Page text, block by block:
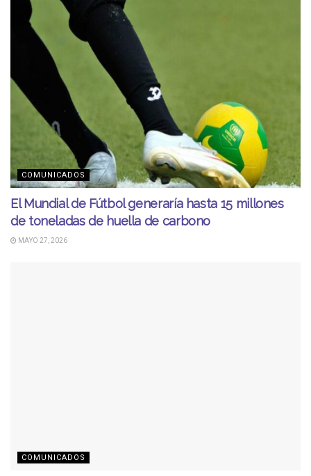
COMUNICADOS
El Mundial de Fútbol generaría hasta 15 millones
de toneladas de huella de carbono
MAYO 27, 2026
COMUNICADOS